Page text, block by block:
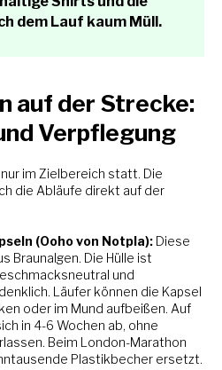
dem Lauf kaum Müll.
auf der Strecke:
Verpflegung
im Zielbereich statt. Die
die Abläufe direkt auf der
(Ooho von Notpla): Diese
Braunalgen. Die Hülle ist
und
Läufer können die Kapsel
oder im Mund aufbeißen. Auf
in 4-6 Wochen ab, ohne
Beim London-Marathon
Plastikbecher ersetzt.